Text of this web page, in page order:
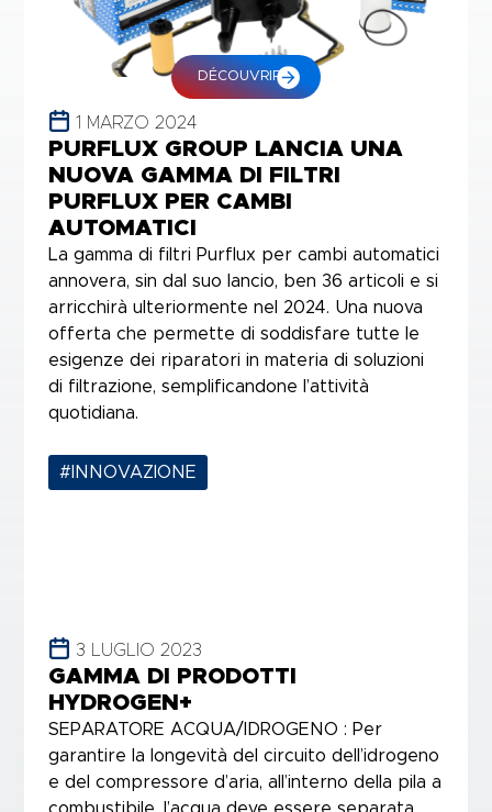
1 MARZO 2024
PURFLUX GROUP LANCIA UNA
NUOVA GAMMA DI FILTRI
PURFLUX PER CAMBI
AUTOMATICI
La gamma di filtri Purflux per cambi automatici
annovera, sin dal suo lancio, ben 36 articoli e si
arricchirà ulteriormente nel 2024. Una nuova
offerta che permette di soddisfare tutte le
esigenze dei riparatori in materia di soluzioni
di filtrazione, semplificandone l’attività
quotidiana.
#INNOVAZIONE
DÉCOUVRIR
3 LUGLIO 2023
GAMMA DI PRODOTTI
HYDROGEN+
SEPARATORE ACQUA/IDROGENO : Per
garantire la longevità del circuito dell’idrogeno
e del compressore d’aria, all’interno della pila a